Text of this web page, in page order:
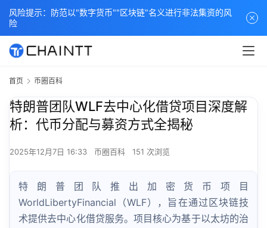
首页 币圈百科
特朗普团队WLF去中心化借贷项目深度解
析：代币分配与募资方式全揭秘
2025年12月7日 16:33 币圈百科 151 次浏览
特朗普团队推出加密货币项目
WorldLibertyFinancial（WLF），旨在通过区块链技
术提供去中心化借贷服务。项目核心为基于以太坊的治
风险提示：防范以"数字货币""区块链"名义进行非法集资的风
险